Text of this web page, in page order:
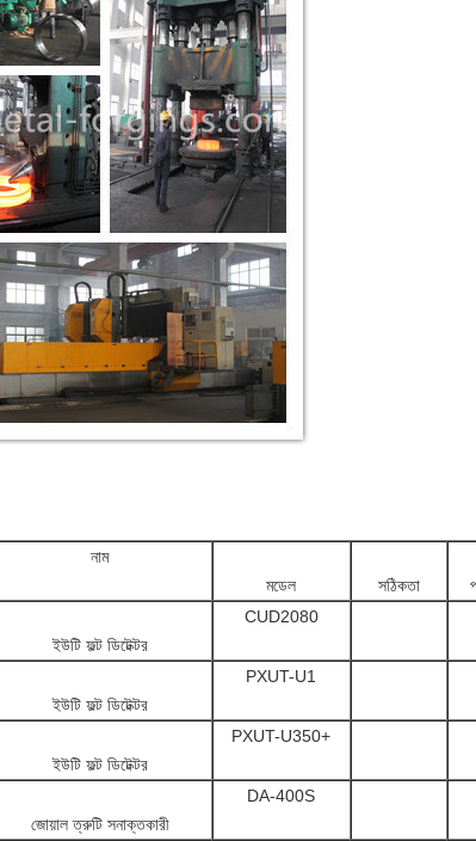
নাম
মডেল
সঠিকতা
ইউটি ফল্ট ডিটেক্টর
CUD2080
ইউটি ফল্ট ডিটেক্টর
PXUT-U1
ইউটি ফল্ট ডিটেক্টর
PXUT-U350+
জোয়াল ত্রুটি সনাক্তকারী
DA-400S